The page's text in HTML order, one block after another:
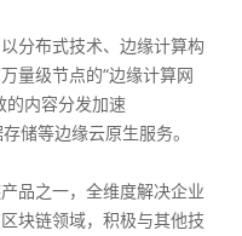
分布式技术、边缘计算构
量级节点的“边缘计算网
的内容分发加速
储等边缘云原生服务。
品之一，全维度解决企业
块链领域，积极与其他技